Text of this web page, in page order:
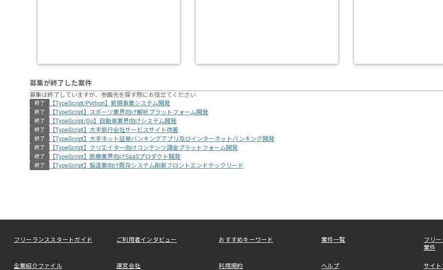
募集が終了した案件
募集は終了していますが、参画先を探す際にお役立てください
終了 【TypeScript/Python】新規事業システム開発
終了 【TypeScript】スポーツ業界向け解析プラットフォーム開発
終了 【TypeScript/Go】自動車業界向けシステム開発
終了 【TypeScript】大手旅行会社サービスサイト改善
終了 【TypeScript】大手ネット証券バンキングアプリ及びインターネットバンキング開発
終了 【TypeScript】クリエイター向けコンテンツ課金プラットフォーム開発
終了 【TypeScript】医療業界向けSaaSプロダクト開発
終了 【TypeScript】製造業向け既存システム刷新フロントエンドテックリード
フリーランススタートガイド ご利用者インタビュー おすすめキーワード 案件一覧
フリ
案件
企業紹介ファイル 運営会社 利用規約 ヘルプ サイ